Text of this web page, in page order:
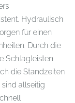
Hydraulisch
für einen
Durch die
Schlagleisten
die Standzeiten
allseitig